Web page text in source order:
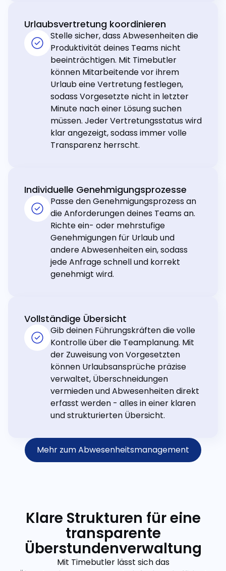
Urlaubsvertretung koordinieren
Stelle sicher, dass Abwesenheiten die
Produktivität deines Teams nicht
beeinträchtigen. Mit Timebutler
können Mitarbeitende vor ihrem
Urlaub eine Vertretung festlegen,
sodass Vorgesetzte nicht in letzter
Minute nach einer Lösung suchen
müssen. Jeder Vertretungsstatus wird
klar angezeigt, sodass immer volle
Transparenz herrscht.
Individuelle Genehmigungsprozesse
Passe den Genehmigungsprozess an
die Anforderungen deines Teams an.
Richte ein- oder mehrstufige
Genehmigungen für Urlaub und
andere Abwesenheiten ein, sodass
jede Anfrage schnell und korrekt
genehmigt wird.
Vollständige Übersicht
Gib deinen Führungskräften die volle
Kontrolle über die Teamplanung. Mit
der Zuweisung von Vorgesetzten
können Urlaubsansprüche präzise
verwaltet, Überschneidungen
vermieden und Abwesenheiten direkt
erfasst werden - alles in einer klaren
und strukturierten Übersicht.
Mehr zum Abwesenheitsmanagement
Klare Strukturen für eine
transparente
Überstundenverwaltung
Mit Timebutler lässt sich das